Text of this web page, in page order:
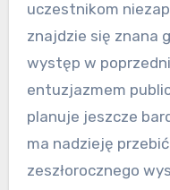
uczestnikom
znajdzie się znana
występ w
entuzjazmem
planuje jeszcze
ma nadzieję
zeszłorocznego